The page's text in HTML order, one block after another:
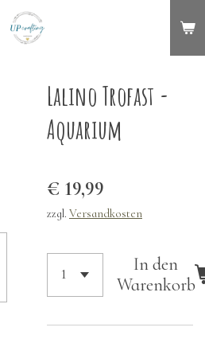
Lalino Trofast -
Aquarium
€ 19,99
zzgl. Versandkosten
In den
Warenkorb